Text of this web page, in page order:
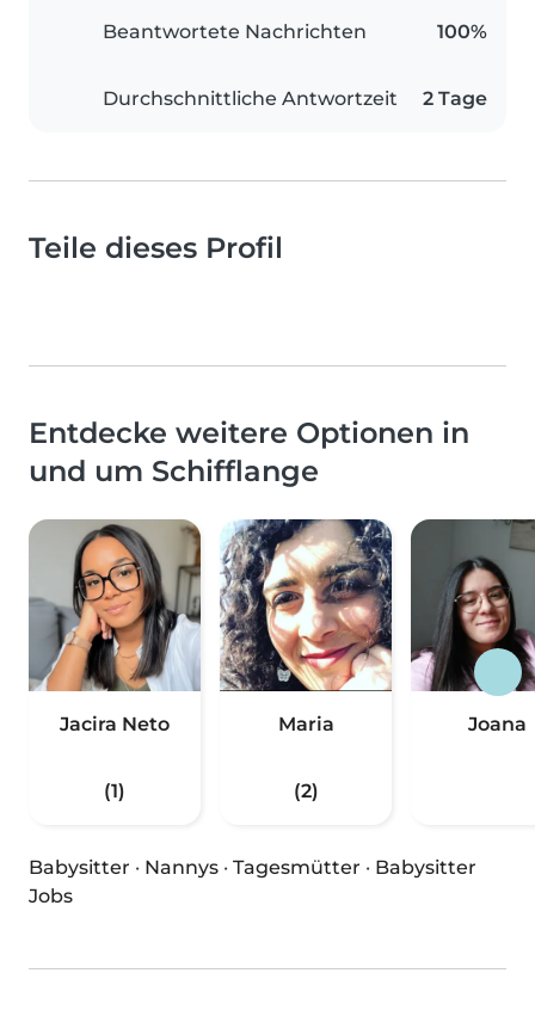
Beantwortete Nachrichten 100%
Durchschnittliche Antwortzeit 2 Tage
Teile dieses Profil
Entdecke weitere Optionen in
und um Schifflange
Jacira Neto
(1)
Maria
(2)
Joana
Babysitter · Nannys · Tagesmütter · Babysitter
Jobs